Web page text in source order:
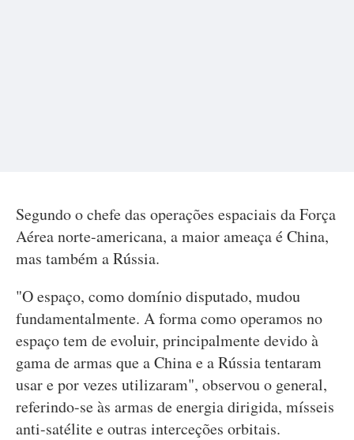
Segundo o chefe das operações espaciais da Força
Aérea norte-americana, a maior ameaça é China,
mas também a Rússia.
"O espaço, como domínio disputado, mudou
fundamentalmente. A forma como operamos no
espaço tem de evoluir, principalmente devido à
gama de armas que a China e a Rússia tentaram
usar e por vezes utilizaram", observou o general,
referindo-se às armas de energia dirigida, mísseis
anti-satélite e outras interceções orbitais.